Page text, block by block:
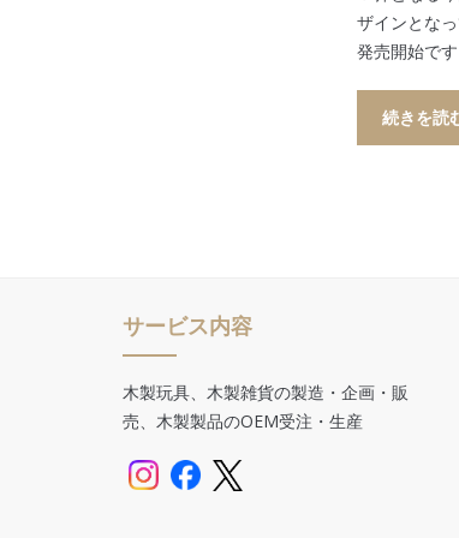
ザインとな
発売開始です
続きを読
サービス内容
木製玩具、木製雑貨の製造・企画・販
売、木製製品のOEM受注・生産